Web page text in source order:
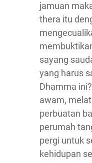
jamuan
thera itu
sayang
yang harus
Dhamma
awam,
perbuatan
perumah
pergi untuk
kehidupan